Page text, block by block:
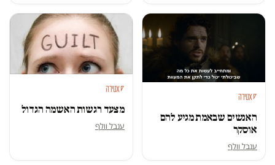
סאטירה
האנשים שבאמת מגיע להם
אוסקר
ענבל וולף
סאטירה
מצעד רגשות האשמה הגדול
ענבל וולף